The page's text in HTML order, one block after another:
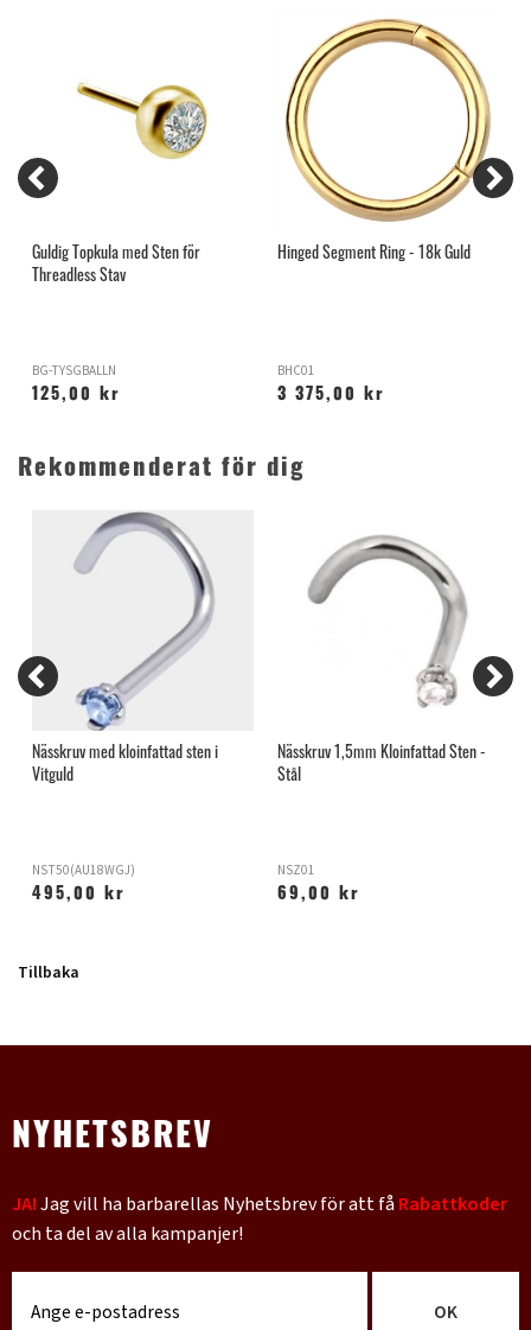
Guldig Topkula med Sten för
Threadless Stav
BG-TYSGBALLN
125,00 kr
Hinged Segment Ring - 18k Guld
BHC01
3 375,00 kr
Rekommenderat för dig
Nässkruv med kloinfattad sten i
Vitguld
NST50(AU18WGJ)
495,00 kr
Nässkruv 1,5mm Kloinfattad Sten -
Stål
NSZ01
69,00 kr
Tillbaka
NYHETSBREV
JA!Jag vill ha barbarellas Nyhetsbrev för att fåRabattkoder
och ta del av alla kampanjer!
OK